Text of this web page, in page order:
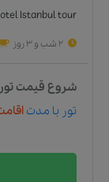
Istanbul tour
2 شب و 3 روز
شروع قیمت
تور با مدت